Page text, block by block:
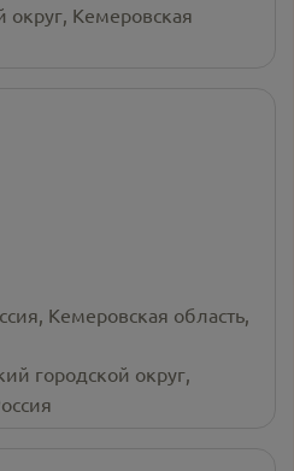
округ, Кемеровская
Кемеровская область,
городской округ,